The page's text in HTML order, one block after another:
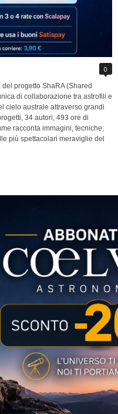
0
progetto ShaRA (Shared
di collaborazione tra astrofili e
cielo australe attraverso grandi
34 autori, 493 ore di
racconta immagini, tecniche,
più spettacolari meraviglie del